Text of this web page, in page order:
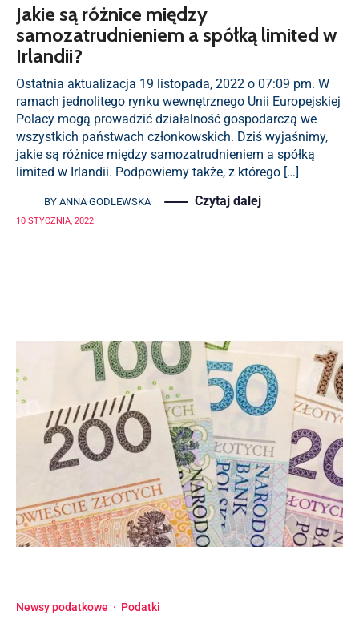
Jakie są różnice między
samozatrudnieniem a spółką limited w
Irlandii?
Ostatnia aktualizacja 19 listopada, 2022 o 07:09 pm. W
ramach jednolitego rynku wewnętrznego Unii Europejskiej
Polacy mogą prowadzić działalność gospodarczą we
wszystkich państwach członkowskich. Dziś wyjaśnimy,
jakie są różnice między samozatrudnieniem a spółką
limited w Irlandii. Podpowiemy także, z którego […]
BY ANNA GODLEWSKA Czytaj dalej
10 STYCZNIA, 2022
Newsy podatkowe · Podatki